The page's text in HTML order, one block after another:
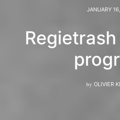
JANUARY
by OLIVIER